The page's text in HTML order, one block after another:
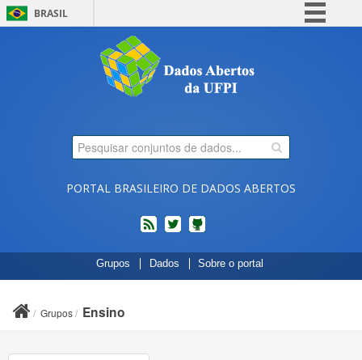
BRASIL
Comunica BR
Participe
Legislação
PORTAL BRASILEIRO DE DADOS ABERTOS
feed twitterCódigos
fonte
de
Grupos Dados Sobre o portal
Grupos Ensino